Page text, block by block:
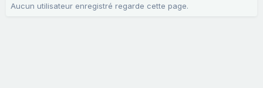
Aucun utilisateur enregistré regarde cette page.